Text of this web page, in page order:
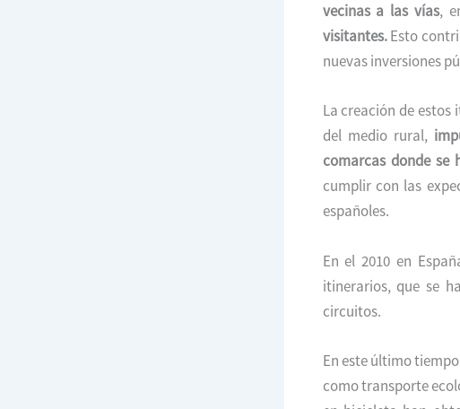
vecinas a las vías,
visitantes.Esto
nuevas inversiones
La creación de
del medio rural,
comarcas donde se
cumplir con las
españoles.
En el 2010 en
itinerarios, que se
circuitos.
En este último
como transporte